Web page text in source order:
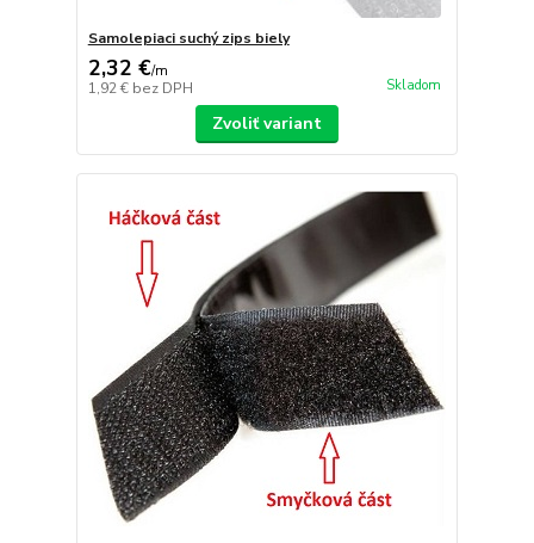
Samolepiaci suchý zips biely
2,32 €/m
1,92 € bez DPH Skladom
Zvoliť variant